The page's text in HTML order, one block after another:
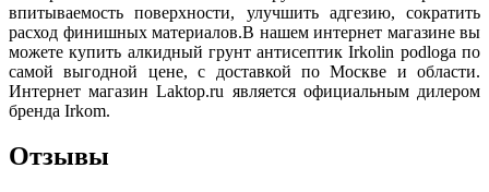
впитываемость поверхности, улучшить адгезию, сократить
расход финишных материалов.В нашем интернет магазине вы
можете купить алкидный грунт антисептик Irkolin podloga по
самой выгодной цене, с доставкой по Москве и области.
Интернет магазин Laktop.ru является официальным дилером
бренда Irkom.
Отзывы